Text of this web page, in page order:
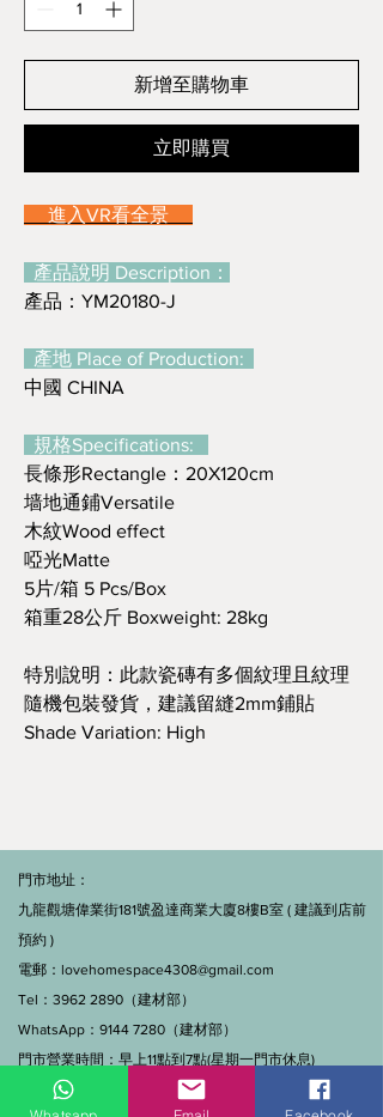
新增至購物車
立即購買
進入VR看全景
產品說明 Description：
產品：YM20180-J
產地 Place of Production:
中國 CHINA
規格Specifications:
長條形Rectangle：20X120cm
墙地通鋪Versatile
木紋Wood effect
啞光Matte
5片/箱 5 Pcs/Box
箱重28公斤 Boxweight: 28kg
特別說明：此款瓷磚有多個紋理且紋理
隨機包裝發貨，建議留縫2mm鋪貼
Shade Variation: High
門市地址：
九龍觀塘偉業街181號盈達商業大廈8樓B室 ( 建議到店前
預約 )
電郵： lovehomespace4308@gmail.com
Tel：3962 2890（建材部）
WhatsApp：9144 7280（建材部）
門市營業時間：早上11點到7點(星期一門市休息)
線上及電話查詢：9:00-18:00（假日照常）。